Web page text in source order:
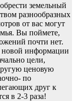
земельный
разнообразных
от вас могут
Вы поймете,
почти нет.
новой информации
цели,
ценовую
по
друг к
в 2-3 раза!